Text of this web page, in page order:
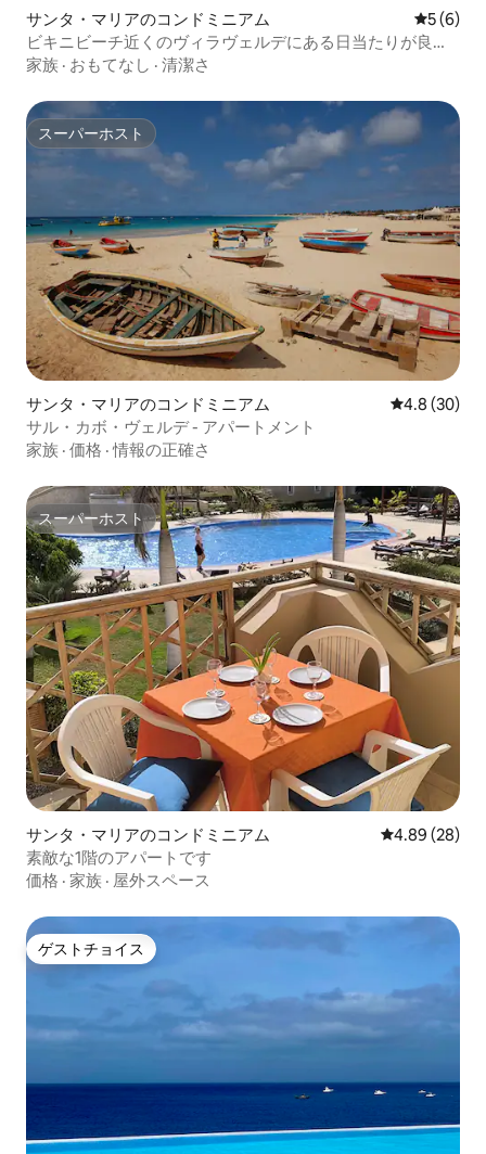
サンタ・マリアのコンドミニアム レビュー
5 (6)
ビキニビーチ近くのヴィラヴェルデにある日当たりが良く
快適なフラット！
家族 · おもてなし · 清潔さ
スーパーホスト
スーパーホスト
サンタ・マリアのコンドミニアム レビュー30
4.8 (30)
サル・カボ・ヴェルデ - アパートメント
家族 · 価格 ·情報の正確さ
スーパーホスト
スーパーホスト
サンタ・マリアのコンドミニアム レビュー28
4.89 (28)
素敵な1階のアパートです
価格 · 家族 · 屋外スペース
ゲストチョイス
ゲストチョイス